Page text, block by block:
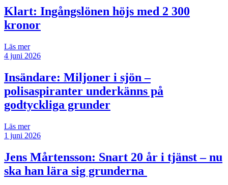
Klart: Ingångslönen höjs med 2 300
kronor
Läs mer
4 juni 2026
Insändare: Miljoner i sjön –
polisaspiranter underkänns på
godtyckliga grunder
Läs mer
1 juni 2026
Jens Mårtensson: Snart 20 år i tjänst – nu
ska han lära sig grunderna